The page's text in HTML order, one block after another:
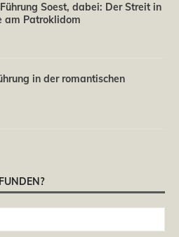
Soest, dabei: Der Streit in
am Patroklidom
in der romantischen